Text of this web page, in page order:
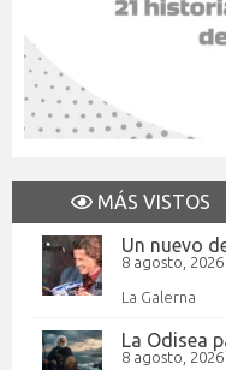
MÁS VISTOS
Un nuevo
8 agosto, 2026
La Galerna
La Odisea
8 agosto, 2026